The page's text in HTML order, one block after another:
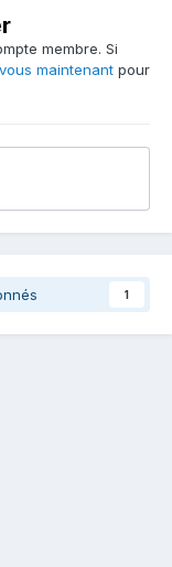
membre. Si
maintenant pour
1